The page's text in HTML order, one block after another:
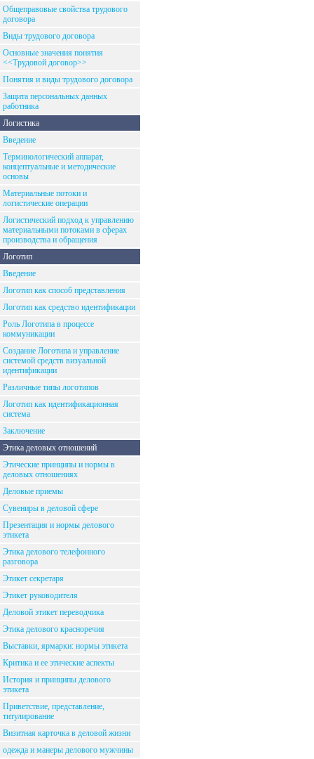
Общеправовые свойства трудового
договора
Виды трудового договора
Основные значения понятия
<<Трудовой договор>>
Понятия и виды трудового договора
Защита персональных данных
работника
Логистика
Введение
Терминологический аппарат,
концептуальные и методические
основы
Материальные потоки и
логистические операции
Логистический подход к управлению
материальными потоками в сферах
производства и обращения
Логотип
Введение
Логотип как способ представления
Логотип как средство идентификации
Роль Логотипа в процессе
коммуникации
Создание Логотипа и управление
системой средств визуальной
идентификации
Различные типы логотипов
Логотип как идентификационная
система
Заключение
Этика деловых отношений
Этические принципы и нормы в
деловых отношениях
Деловые приемы
Сувениры в деловой сфере
Презентация и нормы делового
этикета
Этика делового телефонного
разговора
Этикет секретаря
Этикет руководителя
Деловой этикет переводчика
Этика делового красноречия
Выставки, ярмарки: нормы этикета
Критика и ее этические аспекты
История и принципы делового
этикета
Приветствие, представление,
титулирование
Визитная карточка в деловой жизни
одежда и манеры делового мужчины